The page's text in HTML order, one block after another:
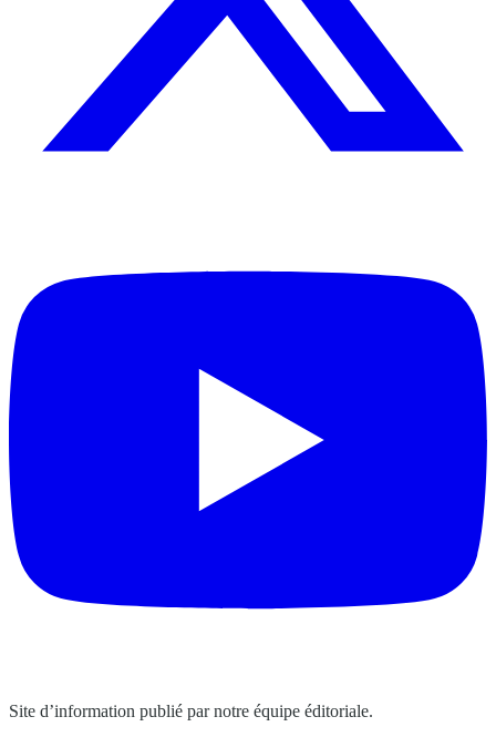
Site d’information publié par notre équipe éditoriale.